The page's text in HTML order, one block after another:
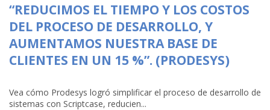
“REDUCIMOS EL TIEMPO Y LOS COSTOS
DEL PROCESO DE DESARROLLO, Y
AUMENTAMOS NUESTRA BASE DE
CLIENTES EN UN 15 %”. (PRODESYS)
Vea cómo Prodesys logró simplificar el proceso de desarrollo de
sistemas con Scriptcase, reducien...